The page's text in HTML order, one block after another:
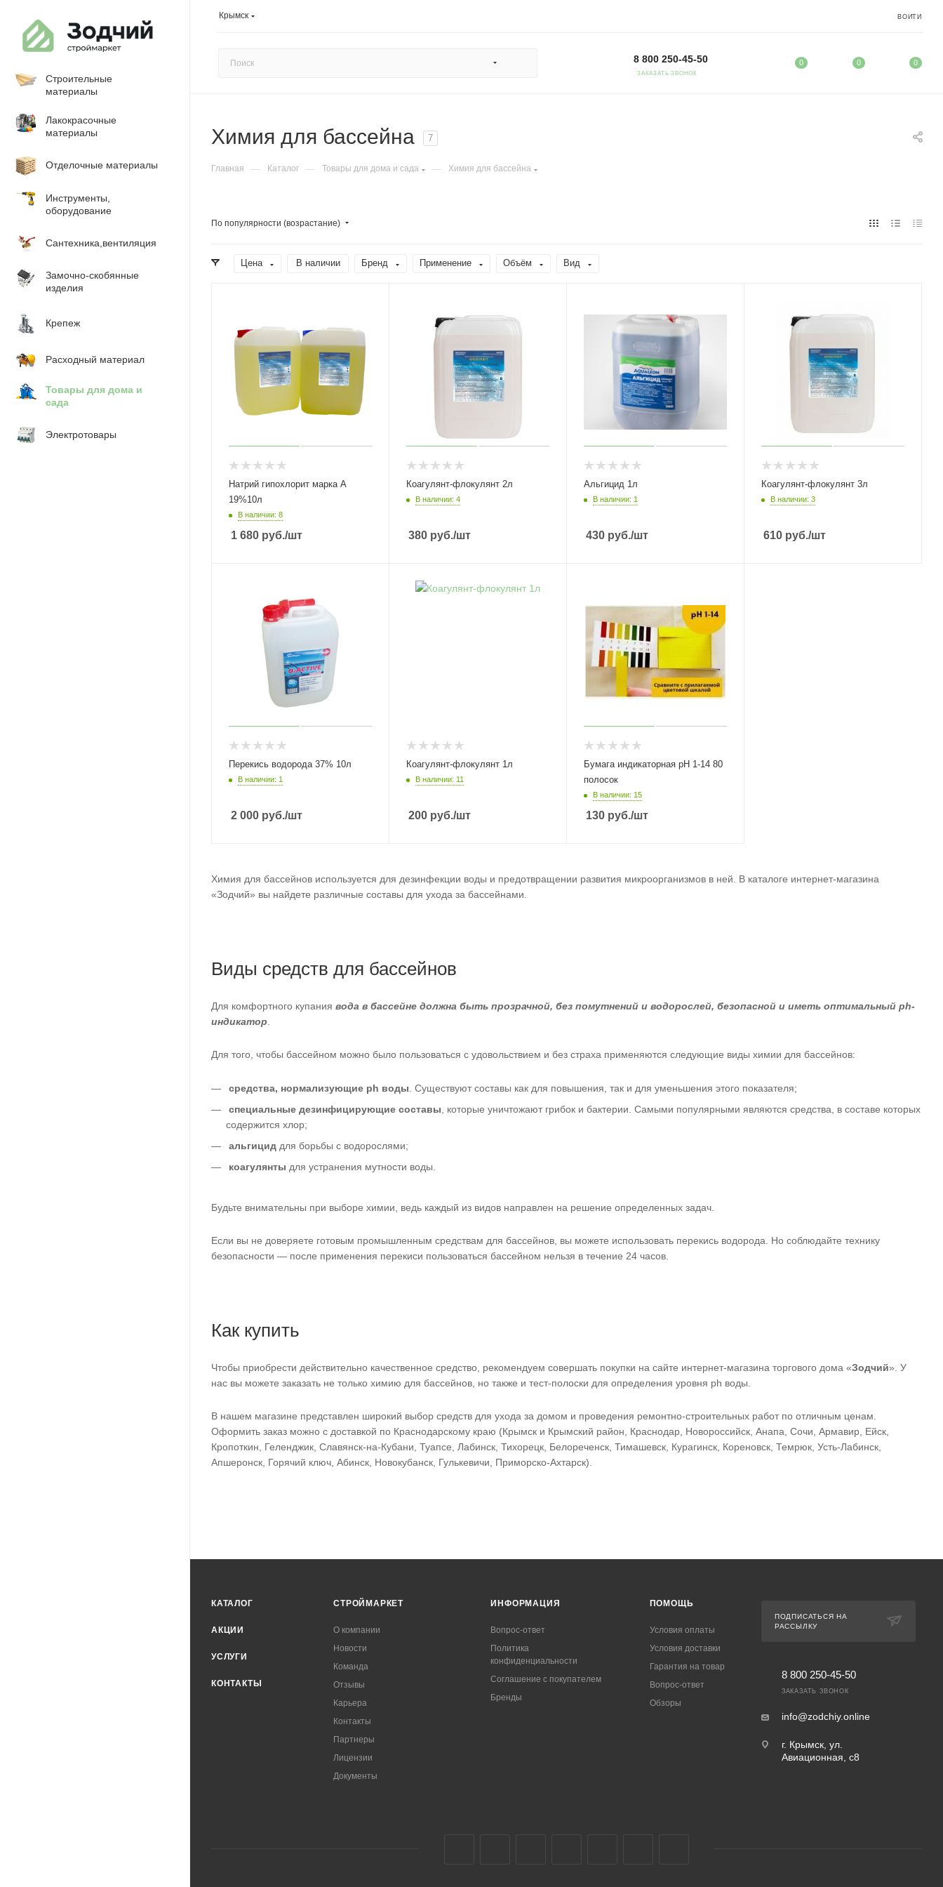
Крымск ВОЙТИ
8 800 250-45-50
ЗАКАЗАТЬ ЗВОНОК
0 0 0
Строительные
материалы
Лакокрасочные
материалы
Отделочные материалы
Инструменты,
оборудование
Сантехника,вентиляция
Замочно-скобянные
изделия
Крепеж
Расходный материал
Товары для дома и
сада
Электротовары
Химия для бассейна 7
Главная — Каталог — Товары для дома и сада — Химия для бассейна
По популярности (возрастание)
Цена В наличии Бренд Применение Объём Вид
Натрий гипохлорит марка А
19%10л
В наличии: 8
1 680 руб./шт
Коагулянт-флокулянт 2л
В наличии: 4
380 руб./шт
Альгицид 1л
В наличии: 1
430 руб./шт
Коагулянт-флокулянт 3л
В наличии: 3
610 руб./шт
Перекись водорода 37% 10л
В наличии: 1
2 000 руб./шт
Коагулянт-флокулянт 1л
В наличии: 11
200 руб./шт
Бумага индикаторная рН 1-14 80
полосок
В наличии: 15
130 руб./шт
Химия для бассейнов используется для дезинфекции воды и предотвращении развития микроорганизмов в ней. В каталоге интернет-магазина
«Зодчий» вы найдете различные составы для ухода за бассейнами.
Виды средств для бассейнов
Для комфортного купания вода в бассейне должна быть прозрачной, без помутнений и водорослей, безопасной и иметь оптимальный ph-
индикатор
Для того, чтобы бассейном можно было пользоваться с удовольствием и без страха применяются следующие виды химии для бассейнов:
средства, нормализующие ph воды . Существуют составы как для повышения, так и для уменьшения этого показателя;
специальные дезинфицирующие составы , которые уничтожают грибок и бактерии. Самыми популярными являются средства, в составе которых
содержится хлор;
альгицид для борьбы с водорослями;
коагулянты для устранения мутности воды.
Будьте внимательны при выборе химии, ведь каждый из видов направлен на решение определенных задач.
Если вы не доверяете готовым промышленным средствам для бассейнов, вы можете использовать перекись водорода. Но соблюдайте технику
безопасности — после применения перекиси пользоваться бассейном нельзя в течение 24 часов.
Как купить
Чтобы приобрести действительно качественное средство, рекомендуем совершать покупки на сайте интернет-магазина торгового дома «Зодчий». У
нас вы можете заказать не только химию для бассейнов, но также и тест-полоски для определения уровня ph воды.
В нашем магазине представлен широкий выбор средств для ухода за домом и проведения ремонтно-строительных работ по отличным ценам.
Оформить заказ можно с доставкой по Краснодарскому краю (Крымск и Крымский район, Краснодар, Новороссийск, Анапа, Сочи, Армавир, Ейск,
Кропоткин, Геленджик, Славянск-на-Кубани, Туапсе, Лабинск, Тихорецк, Белореченск, Тимашевск, Курагинск, Кореновск, Темрюк, Усть-Лабинск,
Апшеронск, Горячий ключ, Абинск, Новокубанск, Гулькевичи, Приморско-Ахтарск).
КАТАЛОГ
АКЦИИ
УСЛУГИ
КОНТАКТЫ
СТРОЙМАРКЕТ
О компании
Новости
Команда
Отзывы
Карьера
Контакты
Партнеры
Лицензии
Документы
ИНФОРМАЦИЯ
Вопрос-ответ
Политика
конфиденциальности
Соглашение с покупателем
Бренды
ПОМОЩЬ
Условия оплаты
Условия доставки
Гарантия на товар
Вопрос-ответ
Обзоры
ПОДПИСАТЬСЯ НА
РАССЫЛКУ
8 800 250-45-50
ЗАКАЗАТЬ ЗВОНОК
info@zodchiy.online
г. Крымск, ул.
Авиационная, с8